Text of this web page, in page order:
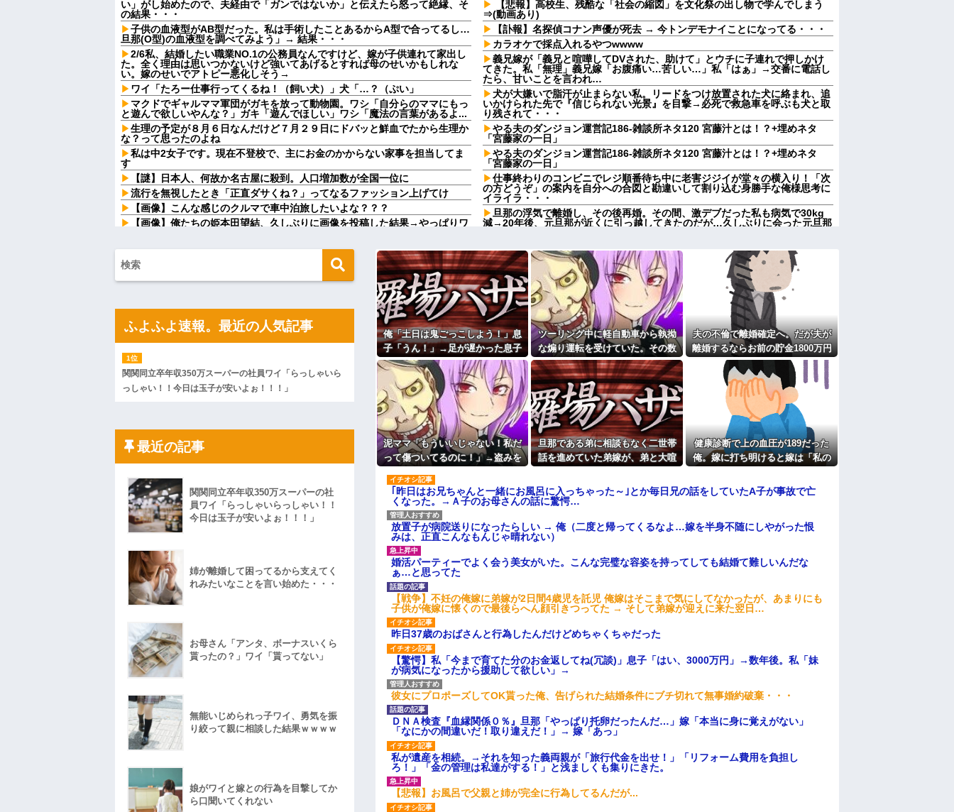
い」がし始めたので、夫経由で「ガンではないか」と伝えたら怒って絶縁、そ
の結果・・・
子供の血液型がAB型だった。私は手術したことあるからA型で合ってるし…
旦那(O型)の血液型を調べてみよう」→ 結果・・・
2/6私、結婚したい職業NO.1の公務員なんですけど、嫁が子供連れて家出し
た。全く理由は思いつかないけど強いてあげるとすれば母のせいかもしれな
い。嫁のせいでアトピー悪化しそう→
ワイ「たろー仕事行ってくるね！（飼い犬）」犬「…？（ぷい」
マクドでギャルママ軍団がガキを放って動物園。ワシ「自分らのママにもっ
と遊んで欲しいやんな？」ガキ「遊んでほしい」ワシ「魔法の言葉があるよ...
生理の予定が８月６日なんだけど７月２９日にドバッと鮮血でたから生理か
な？って思ったのよね
私は中2女子です。現在不登校で、主にお金のかからない家事を担当してま
す
【謎】日本人、何故か名古屋に殺到。人口増加数が全国一位に
流行を無視したとき「正直ダサくね？」ってなるファッション上げてけ
【画像】こんな感じのクルマで車中泊旅したいよな？？？
【画像】俺たちの姫本田望結、久しぶりに画像を投稿した結果→やっぱりワ
【画像】ワイの会社の女さん、『コレ』を強調し過ぎて完全にあたしこ枠を
狙ってるんだがw w w w w w w w w w w w
私「血まみれで何してるんですか！？」婆さん「腕が抜けないのよ…助け
て！」→帰宅したら玄関前がとんでもない修羅場になっていて…
ミスドで隣の席の女性二人の会話が聞こえてきた。その内容が、旦那と離婚
したくてでっち上げのDV証拠を...
俺「おっちゃん、何してるんですか…？」作業着の男性「…」→歩道橋の上
で目にした光景に言葉を失った…
【家族内争い】 嫁のピアノを兄嫁が欲しがり親も譲れと言い出した結果…ｗ
ｗｗｗ
【悲報】 マイナ保険証のクソぶり、バレるｗｗｗｗｗｗｗｗｗ
ハードオフに売っていた4万4000円のフィギュアがヤバすぎるｗｗｗｗｗｗ
私「ちょっと、人の家の金庫触らないでよ！」キチママ『そこに金庫があっ
たから、開けてみようとしただけ☆』義兄「泥は出てけ！二度と来るな！」結
果・・・
私「初めて飲む味だけどなんのお茶？」彼「ちっ！」私「」
【GIF】JSのカンチョーワロタ
後続車にクラクションを鳴らされ彼氏が逆切れ。「何クラクション鳴らして
んだ！降りてこいよ！」と怒鳴りだし...
【衝撃】報酬100万円超の治験募集がこちらｗｗｗｗｗ(※画像あり)
【ネット騒然】惨殺されたタワマン頂き女子のこの動画、すげえええええｗ
ｗｗｗｗｗｗｗｗｗｗ
【愕然】白のクラウン俺氏、高速道路左車線を制限速度で走った結果
wwwwwwwwwwww
百年の恋12-899 食べた量を張り合ってくる
【悲報】佐藤輝明・・・２軍でも盛大にやらかす←あまり悲しませないでく
れ
【悲報】高校生、残酷な「社会の縮図」を文化祭の出し物で学んでしまう
⇒(動画あり)
【訃報】名探偵コナン声優が死去 → 今トンデモナイことになってる・・・
カラオケで採点入れるやつwwww
義兄嫁が「義兄と喧嘩してDVされた、助けて」とウチに子連れで押しかけ
てきた。私「無理」義兄嫁「お腹痛い…苦しい…」私「はぁ」→交番に電話し
たら、甘いことを言われ…
犬が大嫌いで脂汗が止まらない私。リードをつけ放置された犬に絡まれ、追
いかけられた先で『信じられない光景』を目撃→必死で救急車を呼ぶも犬と取
り残されて・・・
やる夫のダンジョン運営記186-雑談所ネタ120 宮藤汁とは！？+埋めネタ
「宮藤家の一日」
やる夫のダンジョン運営記186-雑談所ネタ120 宮藤汁とは！？+埋めネタ
「宮藤家の一日」
仕事終わりのコンビニでレジ順番待ち中に老害ジジイが堂々の横入り！「次
の方どうぞ」の案内を自分への合図と勘違いして割り込む身勝手な俺様思考に
イライラ・・・
旦那の浮気で離婚し、その後再婚。その間、激デブだった私も病気で30kg
減→20年後、元旦那が近くに引っ越してきたのだが…久しぶりに会った元旦那
東大調査「若い世代ほど増加」
私が入院しているとき、義兄嫁が私の子供達に「お母さんが死んだらどうす
るの？うちでは引き取れないわよ。」と
どいつもこいつも、ちゅーだとかネコパンチだとか…。 うちのは俺を起こす
とき、手足の指を噛みますが何か。【再】
日本円、協調介入も米雇用統計も無効化の流れ他
こども園から孫が怪我した迎えにと連絡あり。石をどかしてミミズ集め足の
上に石を落としたそうな
Ａちゃんママは遊園地や水族館が大嫌い。夏休みのお出かけ先はおばあちゃ
んちだけ。私の母「可哀想。孫ちゃんと一緒にＴＤＬに連れて行ってあげた
い」→Ａママに烈火の如くキレられた
こども園から孫が怪我した迎えにと連絡あり。石をどかしてミミズ集め足の
上に石を落としたそうな
【悲報】『自認レイブンクロー』 ← こいつらのタチ悪い率は異常
【衝撃】嫁の言葉に確信！5年間拒否の末、離婚を決意した理由が切なすぎ
るｗｗｗｗ
主な税金の成り立ちを調べてみたよ
俺「土日は鬼ごっこしよう！」息
子「うん！」→足が遅かった息子
と本気で遊び続けた10年後…
ツーリング中に軽自動車から執拗
な煽り運転を受けていた。その数
分後、思わぬ結末を目撃すること
になり…
夫の不倫で離婚確定へ。だが夫が
離婚するならお前の貯金1800万円
を財産分与しろ」と言い出した
泥ママ「もういいじゃない！私だ
って傷ついてるのに！」→盗みを
者アピール。その言い分に周囲か
ら笑いが漏れてしまい…
旦那である弟に相談もなく二世帯
話を進めていた弟嫁が、弟と大喧
ったはずが…
健康診断で上の血圧が189だった
俺。嫁に打ち明けると嫁は「私の
｢昨日はお兄ちゃんと一緒にお風呂に入っちゃった～｣とか毎日兄の話をしていたA子が事故で亡
くなった。→Ａ子のお母さんの話に驚愕…
放置子が病院送りになったらしい → 俺（二度と帰ってくるなよ…嫁を半身不随にしやがった恨
みは、正直こんなもんじゃ晴れない）
婚活パーティーでよく会う美女がいた。こんな完璧な容姿を持ってしても結婚て難しいんだな
ぁ…と思ってた
【戦争】不妊の俺嫁に弟嫁が2日間4歳児を託児 俺嫁はそこまで気にしてなかったが、あまりにも
子供が俺嫁に懐くので最後らへん顔引きつってた → そして弟嫁が迎えに来た翌日…
昨日37歳のおばさんと行為したんだけどめちゃくちゃだった
【驚愕】私「今まで育てた分のお金返してね(冗談)」息子「はい、3000万円」→数年後。私「妹
が病気になったから援助して欲しい」→
彼女にプロポーズしてOK貰った俺、告げられた結婚条件にブチ切れて無事婚約破棄・・・
ＤＮＡ検査『血縁関係０％』旦那「やっぱり托卵だったんだ…」嫁「本当に身に覚えがない」
「なにかの間違いだ！取り違えだ！」→ 嫁「あっ」
私が遺産を相続。→それを知った義両親が「旅行代金を出せ！」「リフォーム費用を負担し
ろ！」「金の管理は私達がする！」と浅ましくも集りにきた。
【悲報】お風呂で父親と姉が完全に行為してるんだが...
ふよふよ速報。最近の人気記事
関関同立卒年収350万スーパーの社員ワイ「らっしゃいら
っしゃい！！今日は玉子が安いよぉ！！！」
最近の記事
関関同立卒年収350万スーパーの社
員ワイ「らっしゃいらっしゃい！！
今日は玉子が安いよぉ！！！」
姉が離婚して困ってるから支えてく
れみたいなことを言い始めた・・・
お母さん「アンタ、ボーナスいくら
貰ったの？」ワイ「貰ってない」
無能いじめられっ子ワイ、勇気を振
り絞って親に相談した結果ｗｗｗｗ
娘がワイと嫁との行為を目撃してか
ら口聞いてくれない